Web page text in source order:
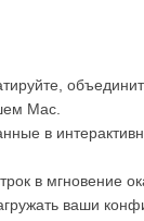
Mac.
в
в мгновение
ваши